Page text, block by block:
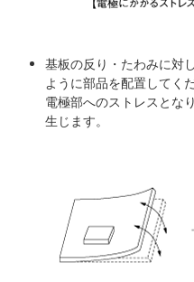
基板の反り・たわみに対
ように部品を配置してく
電極部へのストレスとな
生じます。